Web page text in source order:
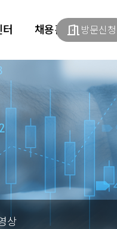
채용홈페이지방문신청
상